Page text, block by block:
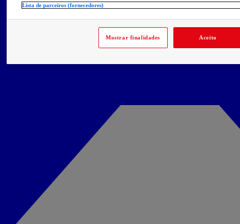
Lista de parceiros (fornecedores)
Mostrar finalidades Aceito